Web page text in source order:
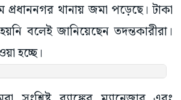
প্রধাননগর থানায় জমা পড়েছে। টাকা
বলেই জানিয়েছেন তদন্তকারীরা।
হচ্ছে।